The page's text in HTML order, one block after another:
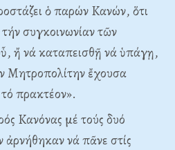
ὁ παρών Kανών, ὅτι
συγκοινωνίαν τῶν
ἤ νά καταπεισθῇ νά ὑπάγῃ,
Mητροπολίτην ἔχουσα
πρακτέον».
Kανόνας μέ τούς δυό
ἀρνήθηκαν νά πᾶνε στίς